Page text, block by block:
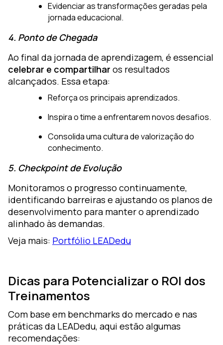
Evidenciar as transformações geradas pela
jornada educacional.
4. Ponto de Chegada
Ao final da jornada de aprendizagem, é essencial
celebrar e compartilhar os resultados
alcançados. Essa etapa:
Reforça os principais aprendizados.
Inspira o time a enfrentarem novos desafios.
Consolida uma cultura de valorização do
conhecimento.
5. Checkpoint de Evolução
Monitoramos o progresso continuamente,
identificando barreiras e ajustando os planos de
desenvolvimento para manter o aprendizado
alinhado às demandas.
Veja mais: Portfólio LEADedu
Dicas para Potencializar o ROI dos
Treinamentos
Com base em benchmarks do mercado e nas
práticas da LEADedu, aqui estão algumas
recomendações: